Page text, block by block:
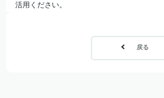
活用ください。
戻る